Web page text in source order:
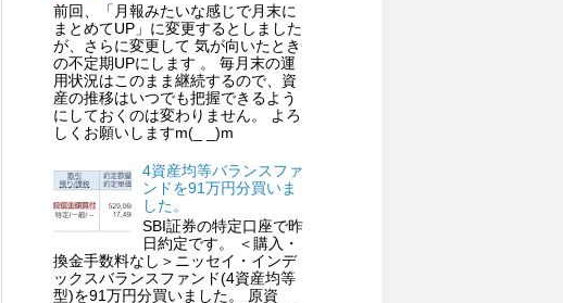
前回、「月報みたいな感じで月末に
まとめてUP」に変更するとしました
が、さらに変更して 気が向いたとき
の不定期UPにします 。 毎月末の運
用状況はこのまま継続するので、資
産の推移はいつでも把握できるよう
にしておくのは変わりません。 よろ
しくお願いしますm(_ _)m
4資産均等バランスファ
ンドを91万円分買いま
した。
SBI証券の特定口座で昨
日約定です。 ＜購入・
換金手数料なし＞ニッセイ・インデ
ックスバランスファンド(4資産均等
型)を91万円分買いました。 原資